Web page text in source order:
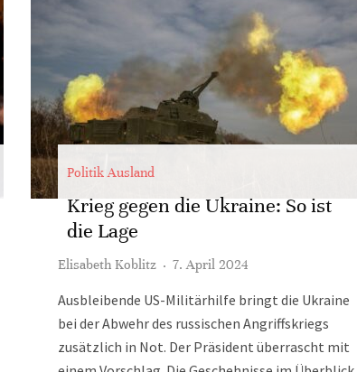
Politik Ausland
Krieg gegen die Ukraine: So ist
die Lage
Elisabeth Koblitz · 7. April 2024
Ausbleibende US-Militärhilfe bringt die Ukraine
bei der Abwehr des russischen Angriffskriegs
zusätzlich in Not. Der Präsident überrascht mit